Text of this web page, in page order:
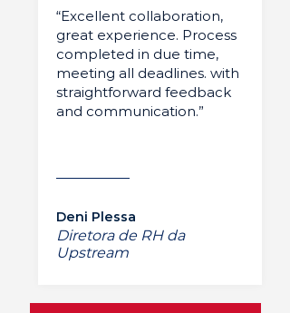
“Excellent collaboration,
great experience. Process
completed in due time,
meeting all deadlines. with
straightforward feedback
and communication.”
Deni Plessa
Diretora de RH da
Upstream